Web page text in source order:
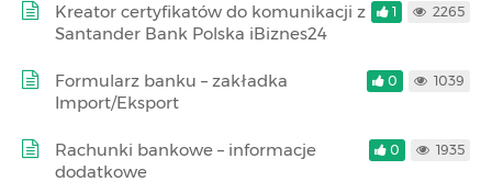
Kreator certyfikatów do komunikacji z
Santander Bank Polska iBiznes24
1 2265
Formularz banku – zakładka
Import/Eksport
0 1039
Rachunki bankowe – informacje
dodatkowe
0 1935